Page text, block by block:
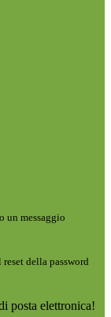
un messaggio
della password
posta elettronica!